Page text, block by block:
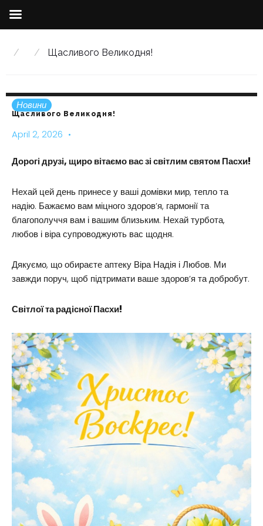
/ / Щасливого Великодня!
Новини
Щасливого Великодня!
April 2, 2026
Дорогі друзі, щиро вітаємо вас зі світлим святом Пасхи!
Нехай цей день принесе у ваші домівки мир, тепло та
надію. Бажаємо вам міцного здоров’я, гармонії та
благополуччя вам і вашим близьким. Нехай турбота,
любов і віра супроводжують вас щодня.
Дякуємо, що обираєте аптеку Віра Надія і Любов. Ми
завжди поруч, щоб підтримати ваше здоров’я та добробут.
Світлої та радісної Пасхи!